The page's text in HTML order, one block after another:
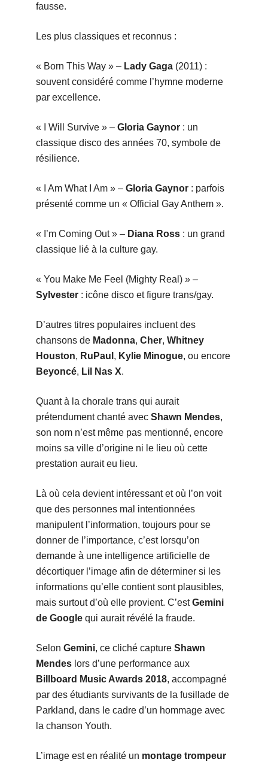
fausse.
Les plus classiques et reconnus :
« Born This Way » – Lady Gaga(2011) :
souvent considéré comme l’hymne moderne
par excellence.
« I Will Survive » – Gloria Gaynor: un
classique disco des années 70, symbole de
résilience.
« I Am What I Am » – Gloria Gaynor: parfois
présenté comme un « Official Gay Anthem ».
« I’m Coming Out » – Diana Ross: un grand
classique lié à la culture gay.
« You Make Me Feel (Mighty Real) » –
Sylvester: icône disco et figure trans/gay.
D’autres titres populaires incluent des
chansons de Madonna, Cher, Whitney
Houston, RuPaul , Kylie Minogue, ou encore
Beyoncé, Lil Nas X.
Quant à la chorale trans qui aurait
prétendument chanté avec Shawn Mendes,
son nom n’est même pas mentionné, encore
moins sa ville d’origine ni le lieu où cette
prestation aurait eu lieu.
Là où cela devient intéressant et où l’on voit
que des personnes mal intentionnées
manipulent l’information, toujours pour se
donner de l’importance, c’est lorsqu’on
demande à une intelligence artificielle de
décortiquer l’image afin de déterminer si les
informations qu’elle contient sont plausibles,
mais surtout d’où elle provient. C’estGemini
de Googlequi aurait révélé la fraude.
Selon Gemini, ce cliché capture Shawn
Mendeslors d’une performance aux
Billboard Music Awards 2018, accompagné
par des étudiants survivants de la fusillade de
Parkland, dans le cadre d’un hommage avec
la chanson Youth.
L’image est en réalité un montage trompeur